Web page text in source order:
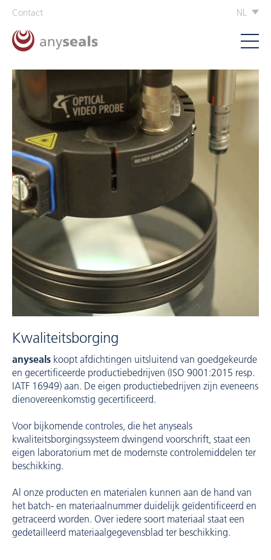
Contact NL
Kwaliteitsborging
anyseals koopt afdichtingen uitsluitend van goedgekeurde
en gecertificeerde productiebedrijven (ISO 9001:2015 resp.
IATF 16949) aan. De eigen productiebedrijven zijn eveneens
dienovereenkomstig gecertificeerd.
Voor bijkomende controles, die het anyseals
kwaliteitsborgingssysteem dwingend voorschrift, staat een
eigen laboratorium met de modernste controlemiddelen ter
beschikking.
Al onze producten en materialen kunnen aan de hand van
het batch- en materiaalnummer duidelijk geïdentificeerd en
getraceerd worden. Over iedere soort materiaal staat een
gedetailleerd materiaalgegevensblad ter beschikking.